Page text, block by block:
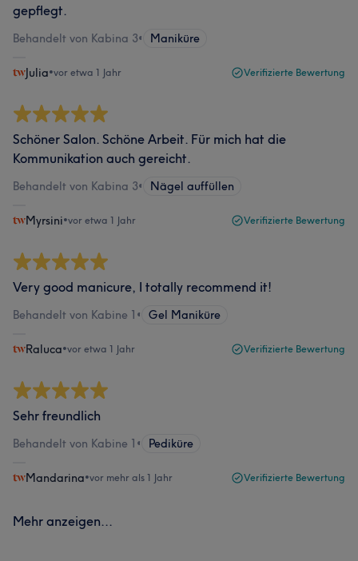
gepflegt.
Behandelt von Kabina 3• Maniküre
Julia•vor etwa 1 Jahr Verifizierte Bewertung
Schöner Salon. Schöne Arbeit. Für mich hat die
Kommunikation auch gereicht.
Behandelt von Kabina 3• Nägel auffüllen
Myrsini•vor etwa 1 Jahr Verifizierte Bewertung
Very good manicure, I totally recommend it!
Behandelt von Kabine 1 • Gel Maniküre
Raluca•vor etwa 1 Jahr Verifizierte Bewertung
Sehr freundlich
Behandelt von Kabine 1 • Pediküre
Mandarina•vor mehr als 1 Jahr Verifizierte Bewertung
Mehr anzeigen...